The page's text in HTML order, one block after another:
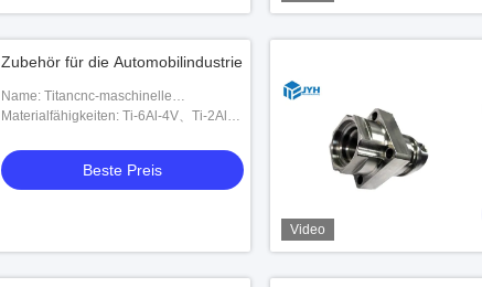
Zubehör für die Automobilindustrie
Name: Titancnc-maschinelle
Bearbeitung
Materialfähigkeiten: Ti-6Al-4V、Ti-2Al-
Ti-1023、BT9、BT20、IMI829、IMI834
oder anpassbarBeste Preis
Video